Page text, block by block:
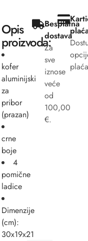
Opis
proizvoda:
kofer
aluminijski
za
pribor
(prazan)
crne
boje
4
pomične
ladice
Dimenzije
(cm):
30x19x21
Besplatna
dostava
Za
sve
iznose
veće
od
100,00
€.